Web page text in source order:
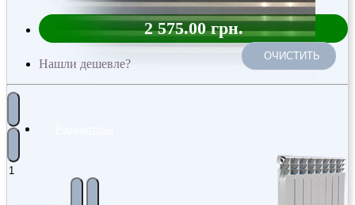
2 575.00 грн.
Нашли дешевле?
ОЧИСТИТЬ